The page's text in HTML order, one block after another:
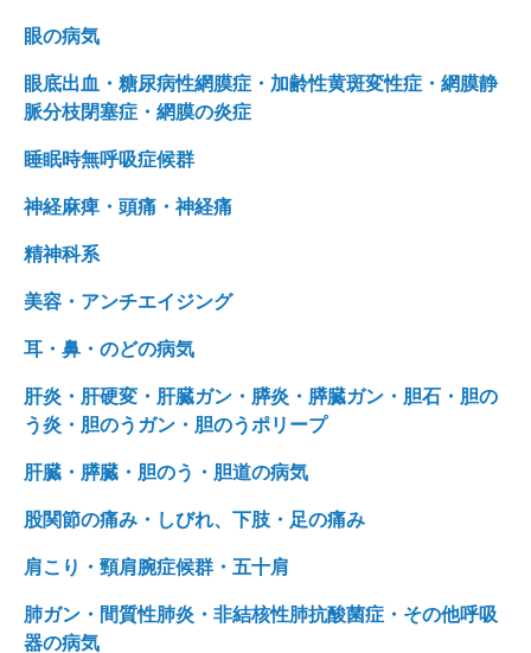
眼の病気
眼底出血・糖尿病性網膜症・加齢性黄斑変性症・網膜静
脈分枝閉塞症・網膜の炎症
睡眠時無呼吸症候群
神経麻痺・頭痛・神経痛
精神科系
美容・アンチエイジング
耳・鼻・のどの病気
肝炎・肝硬変・肝臓ガン・膵炎・膵臓ガン・胆石・胆の
う炎・胆のうガン・胆のうポリープ
肝臓・膵臓・胆のう・胆道の病気
股関節の痛み・しびれ、下肢・足の痛み
肩こり・頸肩腕症候群・五十肩
肺ガン・間質性肺炎・非結核性肺抗酸菌症・その他呼吸
器の病気